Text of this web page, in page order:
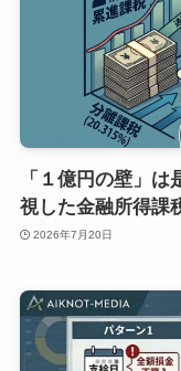
「１億円の壁」
視した金融所得課
2026年7月20日